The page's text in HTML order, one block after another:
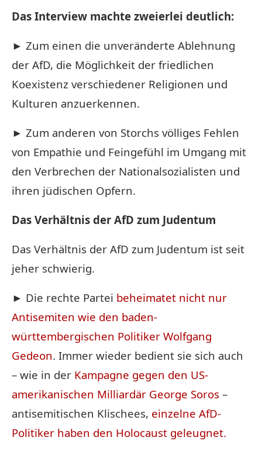
Das Interview machte zweierlei deutlich:
► Zum einen die unveränderte Ablehnung
der AfD, die Möglichkeit der friedlichen
Koexistenz verschiedener Religionen und
Kulturen anzuerkennen.
► Zum anderen von Storchs völliges Fehlen
von Empathie und Feingefühl im Umgang mit
den Verbrechen der Nationalsozialisten und
ihren jüdischen Opfern.
Das Verhältnis der AfD zum Judentum
Das Verhältnis der AfD zum Judentum ist seit
jeher schwierig.
► Die rechte Partei beheimatet nicht nur
Antisemiten wie den baden-
württembergischen Politiker Wolfgang
Gedeon. Immer wieder bedient sie sich auch
– wie in der Kampagne gegen den US-
amerikanischen Milliardär George Soros –
antisemitischen Klischees, einzelne AfD-
Politiker haben den Holocaust geleugnet.